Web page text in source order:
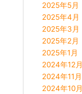
2025年5月
2025年4月
2025年3月
2025年2月
2025年1月
2024年12月
2024年11月
2024年10月